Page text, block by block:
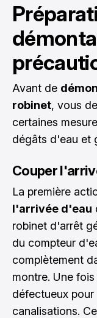
Avant de
robinet, vous
certaines
dégâts d'eau et
Couper
La première
l'arrivée d'eau
robinet d'arrêt
du compteur
complètement
montre. Une
défectueux
canalisations.